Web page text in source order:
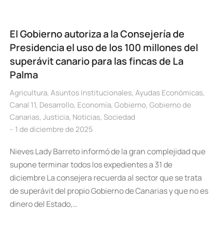
El Gobierno autoriza a la Consejería de
Presidencia el uso de los 100 millones del
superávit canario para las fincas de La
Palma
Agricultura, Asuntos Institucionales, Ayudas Económicas,
Canal 11, Desarrollo, Economía, Gobierno, Gobierno de
Canarias, Justicia, Noticias, Sociedad
1 de diciembre de 2025
Nieves Lady Barreto informó de la gran complejidad que
supone terminar todos los expedientes a 31 de
diciembre La consejera recuerda al sector que se trata
de superávit del propio Gobierno de Canarias y que no es
dinero del Estado,…